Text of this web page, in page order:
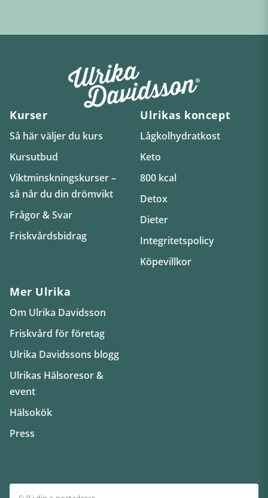
Kurser
Så här väljer du kurs
Kursutbud
Viktminskningskurser –
så når du din drömvikt
Frågor & Svar
Friskvårdsbidrag
Ulrikas koncept
Lågkolhydratkost
Keto
800 kcal
Detox
Dieter
Integritetspolicy
Köpevillkor
Mer Ulrika
Om Ulrika Davidsson
Friskvård för företag
Ulrika Davidssons blogg
Ulrikas Hälsoresor &
event
Hälsokök
Press